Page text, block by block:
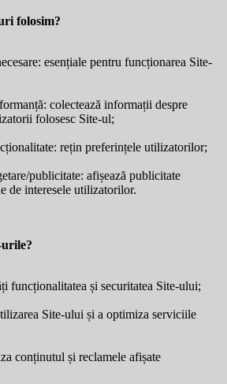
folosim?
esențiale pentru funcționarea Site-
colectează informații despre
folosesc Site-ul;
rețin preferințele utilizatorilor;
publicitate: afișează publicitate
de interesele utilizatorilor.
funcționalitatea și securitatea Site-ului;
Site-ului și a optimiza serviciile
conținutul și reclamele afișate